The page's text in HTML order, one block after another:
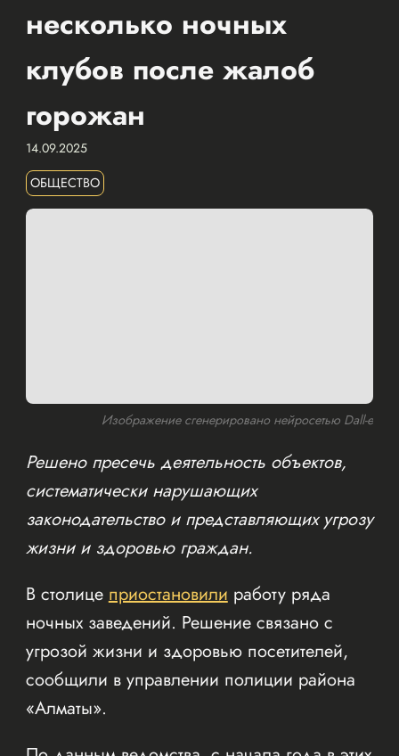
несколько ночных
клубов после жалоб
горожан
14.09.2025
ОБЩЕСТВО
Изображение сгенерировано нейросетью Dall-e
Решено пресечь деятельность объектов,
систематически нарушающих
законодательство и представляющих угрозу
жизни и здоровью граждан.
В столице приостановили работу ряда
ночных заведений. Решение связано с
угрозой жизни и здоровью посетителей,
сообщили в управлении полиции района
«Алматы».